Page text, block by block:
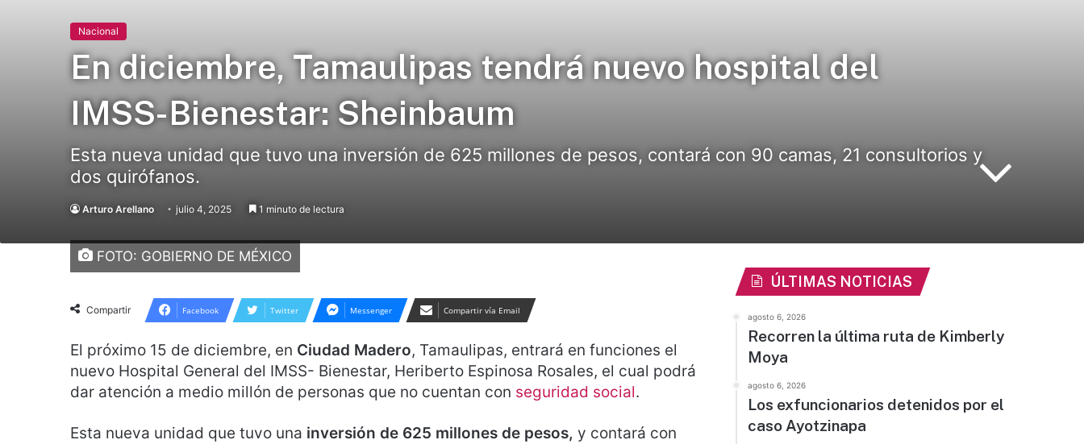
Nacional
En diciembre, Tamaulipas tendrá nuevo hospital del
IMSS-Bienestar: Sheinbaum
Esta nueva unidad que tuvo una inversión de 625 millones de pesos, contará con 90 camas, 21 consultorios y
dos quirófanos.
Arturo Arellano julio 4, 2025 1 minuto de lectura
FOTO: GOBIERNO DE MÉXICO
Compartir Facebook Twitter Messenger Compartir vía Email
El próximo 15 de diciembre, en Ciudad Madero, Tamaulipas, entrará en funciones el
nuevo Hospital General del IMSS- Bienestar, Heriberto Espinosa Rosales, el cual podrá
dar atención a medio millón de personas que no cuentan con seguridad social.
Esta nueva unidad que tuvo una inversión de 625 millones de pesos, y contará con
ÚLTIMAS NOTICIAS
agosto 6, 2026
Recorren la última ruta de Kimberly
Moya
agosto 6, 2026
Los exfuncionarios detenidos por el
caso Ayotzinapa